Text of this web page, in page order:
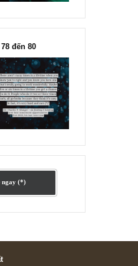
cổ phiếu dài hạn
ngài Philip